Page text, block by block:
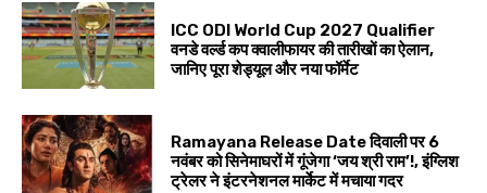
ICC ODI World Cup 2027 Qualifier
वनडे वर्ल्ड कप क्वालीफायर की तारीखों का ऐलान,
जानिए पूरा शेड्यूल और नया फॉर्मेट
Ramayana Release Date दिवाली पर 6
नवंबर को सिनेमाघरों में गूंजेगा ‘जय श्री राम’!, इंग्लिश
ट्रेलर ने इंटरनेशनल मार्केट में मचाया गदर